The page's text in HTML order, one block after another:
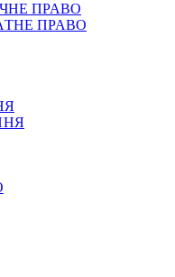
ПРАВО
ПРАВО